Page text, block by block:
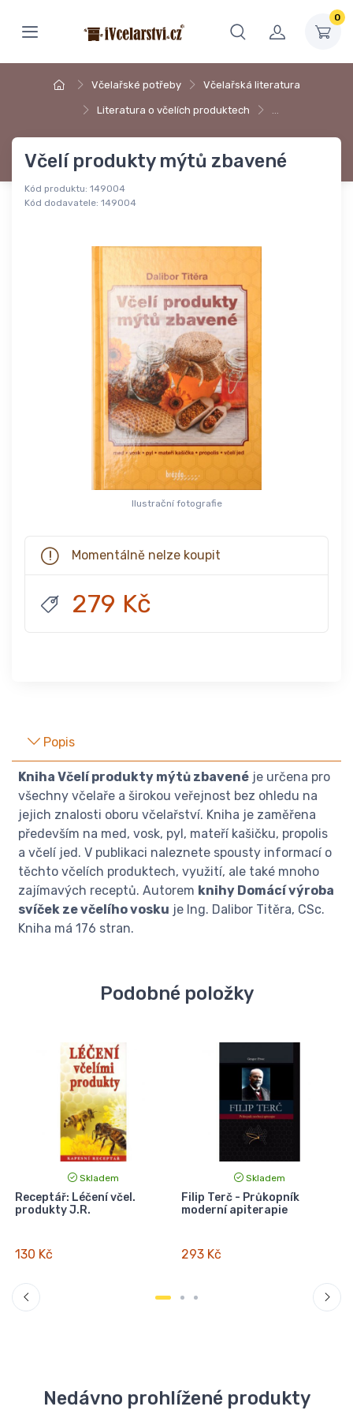
0
Včelařské potřeby Včelařská literatura
Literatura o včelích produktech …
Včelí produkty mýtů zbavené
Kód produktu: 149004
Kód dodavatele: 149004
Ilustrační fotografie
Momentálně nelze koupit
279 Kč
Popis
Kniha Včelí produkty mýtů zbavené je určena pro
všechny včelaře a širokou veřejnost bez ohledu na
jejich znalosti oboru včelařství. Kniha je zaměřena
především na med, vosk, pyl, mateří kašičku, propolis
a včelí jed. V publikaci naleznete spousty informací o
těchto včelích produktech, využití, ale také mnoho
zajímavých receptů. Autorem knihy Domácí výroba
svíček ze včelího vosku je Ing. Dalibor Titěra, CSc.
Kniha má 176 stran.
Podobné položky
Skladem
Receptář: Léčení včel.
produkty J.R.
130 Kč
Skladem
Filip Terč - Průkopník
moderní apiterapie
293 Kč
Nedávno prohlížené produkty